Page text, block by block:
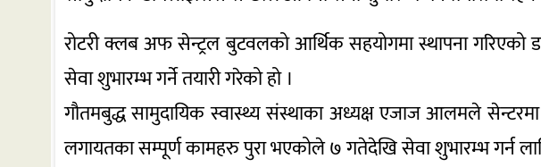
रोटरी क्लब अफ सेन्ट्रल बुटवलको आर्थिक सहयोगमा स्थापना
सेवा शुभारम्भ गर्ने तयारी गरेको हो ।
गौतमबुद्ध सामुदायिक स्वास्थ्य संस्थाका अध्यक्ष एजाज आलमले
लगायतका सम्पूर्ण कामहरु पुरा भएकोले ७ गतेदेखि सेवा शुभारम्भ गर्न